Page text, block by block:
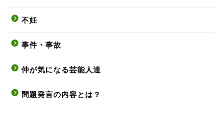
不妊
事件・事故
仲が気になる芸能人達
問題発言の内容とは？